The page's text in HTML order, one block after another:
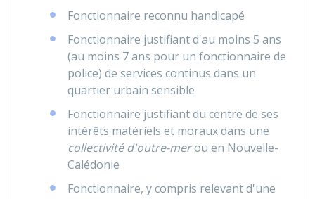
Fonctionnaire reconnu handicapé
Fonctionnaire justifiant d'au moins 5 ans
(au moins 7 ans pour un fonctionnaire de
police) de services continus dans un
quartier urbain sensible
Fonctionnaire justifiant du centre de ses
intérêts matériels et moraux dans une
collectivité d'outre-merou en Nouvelle-
Calédonie
Fonctionnaire, y compris relevant d'une